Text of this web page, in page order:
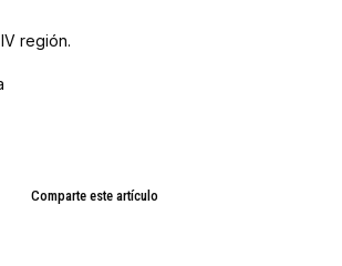
región.
Comparte este artículo